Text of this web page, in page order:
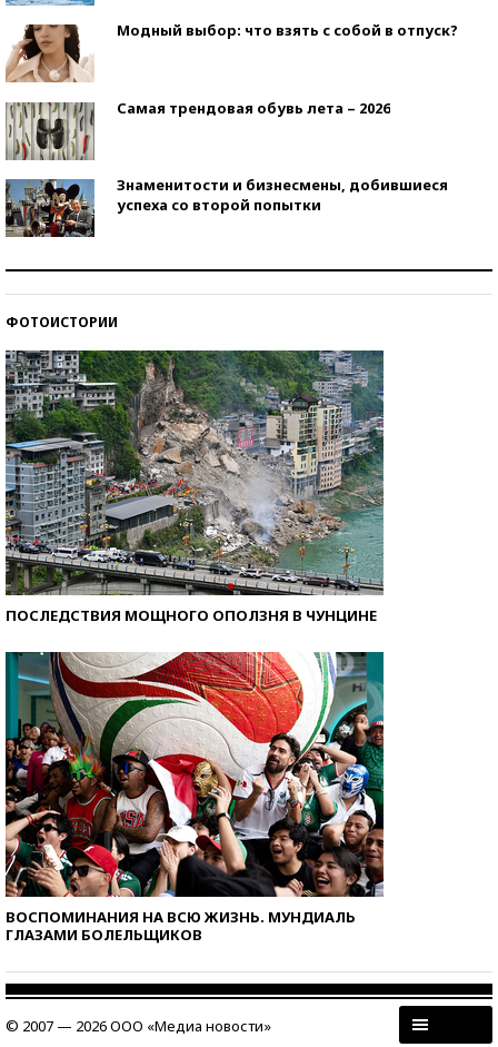
Модный выбор: что взять с собой в отпуск?
Самая трендовая обувь лета – 2026
Знаменитости и бизнесмены, добившиеся
успеха со второй попытки
ФОТОИСТОРИИ
ПОСЛЕДСТВИЯ МОЩНОГО ОПОЛЗНЯ В ЧУНЦИНЕ
ВОСПОМИНАНИЯ НА ВСЮ ЖИЗНЬ. МУНДИАЛЬ
ГЛАЗАМИ БОЛЕЛЬЩИКОВ
© 2007 — 2026 ООО «Медиа новости»